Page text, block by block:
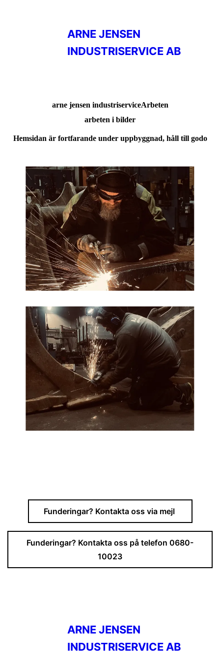
ARNE JENSEN
INDUSTRISERVICE AB
arne jensen industriserviceArbeten
arbeten i bilder
Hemsidan är fortfarande under uppbyggnad, håll till godo
Funderingar? Kontakta oss via mejl
Funderingar? Kontakta oss på telefon 0680-
10023
ARNE JENSEN
INDUSTRISERVICE AB